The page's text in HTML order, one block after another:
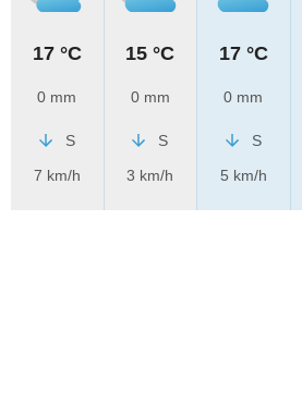
17 °C
0 mm
S
7 km/h
15 °C
0 mm
S
3 km/h
17 °C
0 mm
S
5 km/h